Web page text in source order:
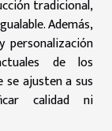
tradicional,
Además,
personalización
de los
se ajusten a sus
calidad ni